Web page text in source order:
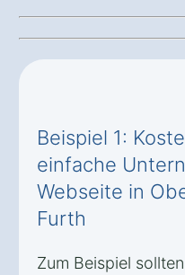
Beispiel 1:
einfache
Webseite in
Furth
Zum Beispiel